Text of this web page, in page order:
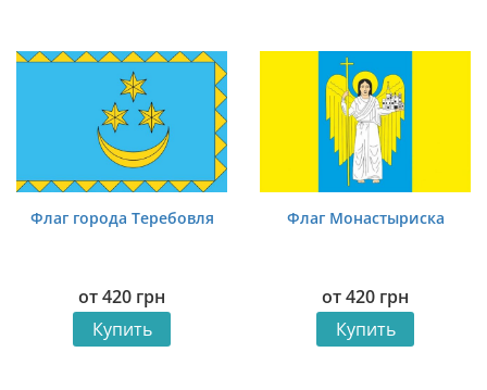
Флаг города Теребовля
от420 грн
Купить
Флаг Монастыриска
от420 грн
Купить